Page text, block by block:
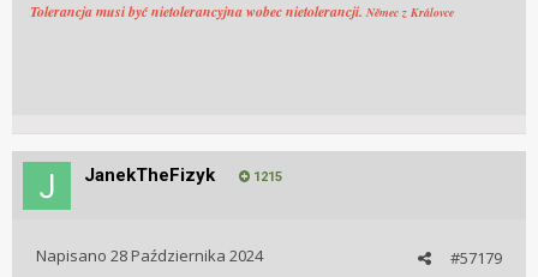
Tolerancja musi być nietolerancyjna wobec nietolerancji. Němec z Královce
JanekTheFizyk 1215
#57179
Napisano 28 Października 2024